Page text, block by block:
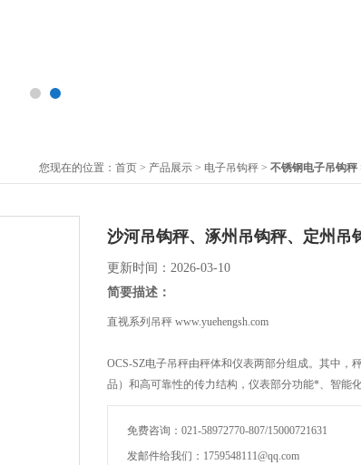
您现在的位置： 首页 > 产品展示 > 电子吊钩秤 > 不锈钢电子吊钩秤
沙河吊钩秤、涿州吊钩秤、定州吊
更新时间：2026-03-10
简要描述：
直视系列吊秤 www.yuehengsh.com
OCS-SZ电子吊秤由秤体和仪表两部分组成。其中，
品）和高可靠性的传力结构，仪表部分功能*、智能
内的称重计量。
免费咨询：021-58972770-807/15000721631
发邮件给我们：1759548111@qq.com